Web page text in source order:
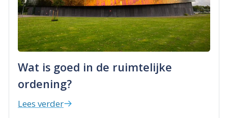
Wat is goed in de ruimtelijke
ordening?
Lees verder